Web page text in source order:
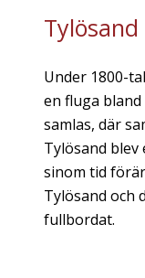
Tylösand
Under 1800-
en fluga
samlas, där
Tylösand
sinom tid
Tylösand och
fullbordat.